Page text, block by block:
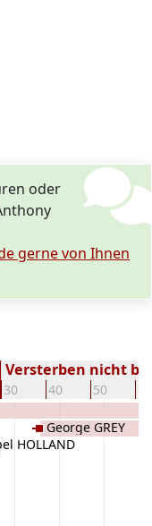
oder
gerne von Ihnen
30 40 50
Versterben nicht
HOLLAND
George GREY